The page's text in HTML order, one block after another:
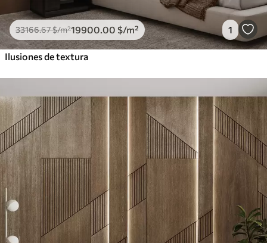
33166.67$/m²19900 .00 $/m² 1
Ilusiones de textura